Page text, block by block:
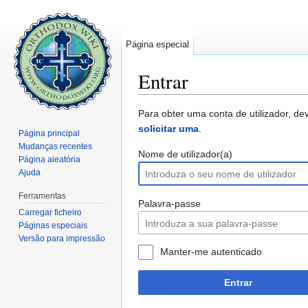
Entrar
Para obter uma conta de utilizador,
solicitar uma.
Nome de utilizador(a)
Palavra-passe
Manter-me autenticado
Entrar
Página especial
Página principal
Mudanças recentes
Página aleatória
Ajuda
Ferramentas
Carregar ficheiro
Páginas especiais
Versão para impressão